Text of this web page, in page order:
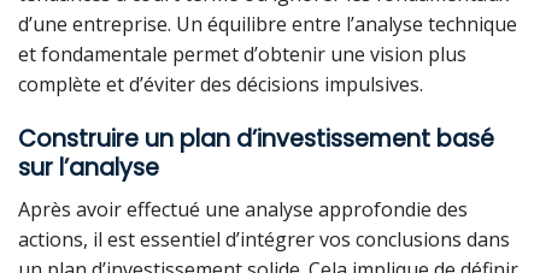
d’une entreprise. Un équilibre entre l’analyse technique
et fondamentale permet d’obtenir une vision plus
complète et d’éviter des décisions impulsives.
Construire un plan d’investissement basé
sur l’analyse
Après avoir effectué une analyse approfondie des
actions, il est essentiel d’intégrer vos conclusions dans